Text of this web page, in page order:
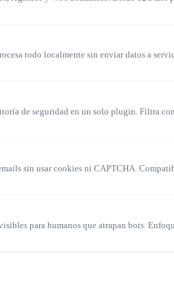
ofrece contratos de
a nivel de hook, lo que
del servicio.
Contact Form 7 (con el
todo localmente sin enviar datos a
de seguridad en un solo plugin. Filtra
sin usar cookies ni CAPTCHA.
para humanos que atrapan bots.